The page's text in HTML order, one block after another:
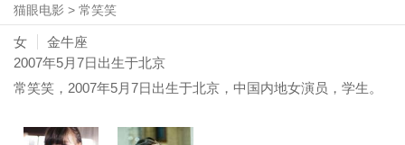
猫眼电影 >常笑笑
女
金牛座
2007年5月7日 出生于北京
常笑笑，2007年5月7日出生于北京，中国内地女演员，学生。